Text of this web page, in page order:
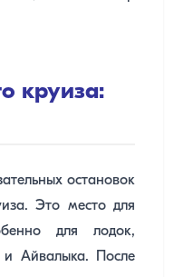
круиза:
остановок
Это место для
для лодок,
Айвалыка. После